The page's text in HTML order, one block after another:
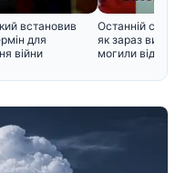
встановив
для
війни
Останній
як зараз
могили відомих